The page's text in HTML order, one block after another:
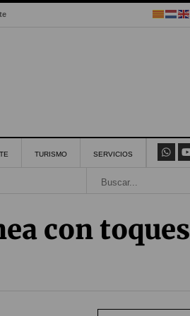
TURISMO SERVICIOS
con toques